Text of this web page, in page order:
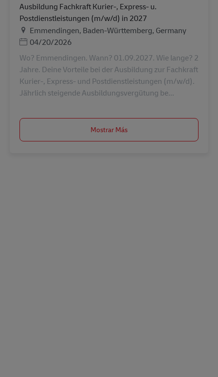
Ausbildung Fachkraft Kurier-, Express- u.
Postdienstleistungen (m/w/d) in 2027
Ubicación
Emmendingen, Baden-Württemberg, Germany
Posted Date
04/20/2026
Wo? Emmendingen. Wann? 01.09.2027. Wie lange? 2
Jahre. Deine Vorteile bei der Ausbildung zur Fachkraft
Kurier-, Express- und Postdienstleistungen (m/w/d).
Jährlich steigende Ausbildungsvergütung be...
Mostrar Más